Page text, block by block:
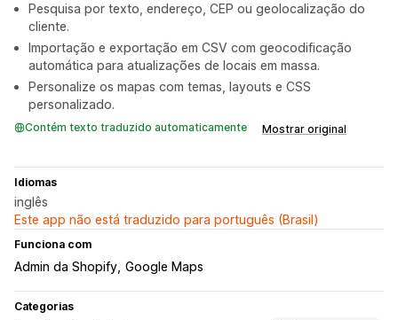
Pesquisa por texto, endereço, CEP ou geolocalização do
cliente.
Importação e exportação em CSV com geocodificação
automática para atualizações de locais em massa.
Personalize os mapas com temas, layouts e CSS
personalizado.
Contém texto traduzido automaticamente Mostrar original
Idiomas
inglês
Este app não está traduzido para português (Brasil)
Funciona com
Admin da Shopify Google Maps
Categorias